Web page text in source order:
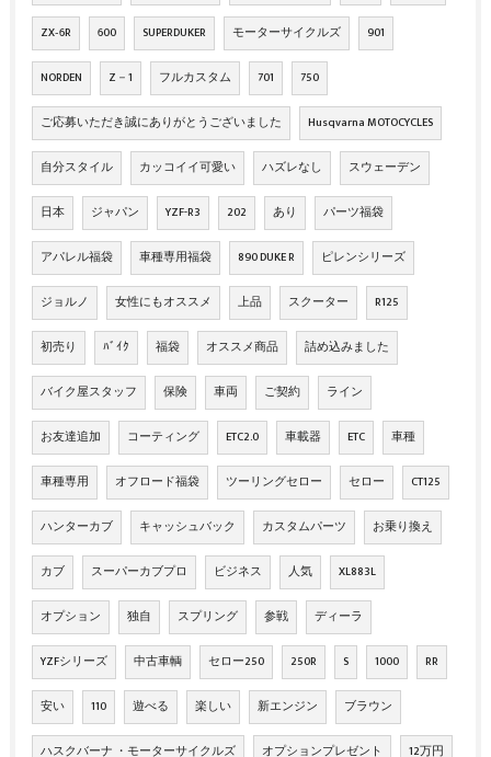
ZX‐6R 600 SUPERDUKER モーターサイクルズ 901
NORDEN Z－1 フルカスタム 701 750
ご応募いただき誠にありがとうございました Husqvarna MOTOCYCLES
自分スタイル カッコイイ可愛い ハズレなし スウェーデン
日本 ジャパン YZF-R3 202 あり パーツ福袋
アパレル福袋 車種専用福袋 890 DUKE R ピレンシリーズ
ジョルノ 女性にもオススメ 上品 スクーター R125
初売り ﾊﾞｲｸ 福袋 オススメ商品 詰め込みました
バイク屋スタッフ 保険 車両 ご契約 ライン
お友達追加 コーティング ETC2.0 車載器 ETC 車種
車種専用 オフロード福袋 ツーリングセロー セロー CT125
ハンターカブ キャッシュバック カスタムパーツ お乗り換え
カブ スーパーカブプロ ビジネス 人気 XL883L
オプション 独自 スプリング 参戦 ディーラ
YZFシリーズ 中古車輌 セロー250 250R S 1000 RR
安い 110 遊べる 楽しい 新エンジン ブラウン
ハスクバーナ ・モーターサイクルズ オプションプレゼント 12万円